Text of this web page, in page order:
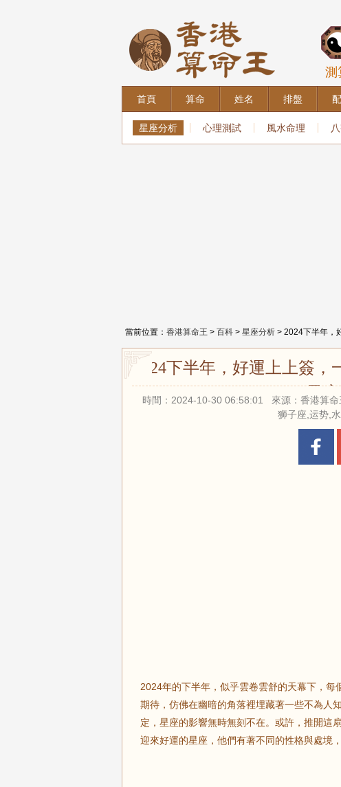
測
首頁 算命 姓名 排盤
星座分析 心理測試 風水命理
當前位置： 香港算命王 > 百科 > 星座分析 > 2024下半年，
2024下半年，好運上上簽
子
時間：2024-10-30 06:58:01 來源：香港算
狮子座,运势,
2024年的下半年，似乎雲卷雲舒的天幕下，
期待，仿佛在幽暗的角落裡埋藏著一些不為人
定，星座的影響無時無刻不在。或許，推開這
迎來好運的星座，他們有著不同的性格與處境